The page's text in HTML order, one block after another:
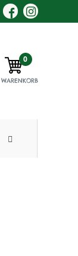
0
WARENKORB